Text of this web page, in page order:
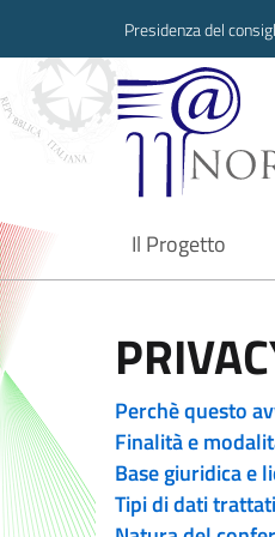
Presidenza del
Il Progetto
current
Perchè questo
Finalità e
Base giuridica e
Tipi di dati trattati